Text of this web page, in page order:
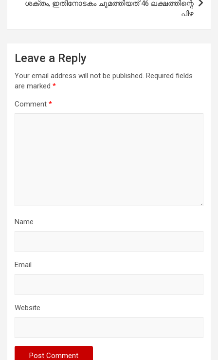
ശക്തം, ഇതിനോടകം ചുമത്തിയത് 46 ലക്ഷത്തിന്റെ
പിഴ
Leave a Reply
Your email address will not be published. Required fields
are marked *
Comment *
Name
Email
Website